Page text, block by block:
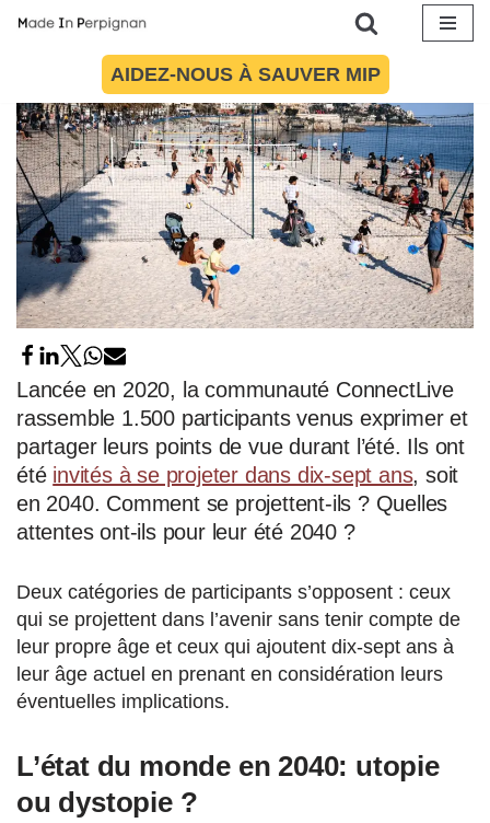
contenu
AIDEZ-NOUS À SAUVER MIP
Lancée en 2020, la communauté ConnectLive
rassemble 1.500 participants venus exprimer et
partager leurs points de vue durant l’été. Ils ont
été invités à se projeter dans dix-sept ans, soit
en 2040. Comment se projettent-ils ? Quelles
attentes ont-ils pour leur été 2040 ?
Deux catégories de participants s’opposent : ceux
qui se projettent dans l’avenir sans tenir compte de
leur propre âge et ceux qui ajoutent dix-sept ans à
leur âge actuel en prenant en considération leurs
éventuelles implications.
L’état du monde en 2040: utopie
ou dystopie ?